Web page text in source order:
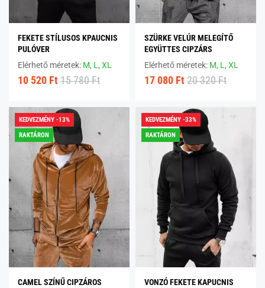
FEKETE STÍLUSOS KPAUCNIS
PULÓVER
Elérhető méretek: M, L,XL
10 520 Ft 15 780 Ft
SZÜRKE VELÚR MELEGÍTŐ
EGYÜTTES CIPZÁRS
Elérhető méretek: M, L,XL
17 080 Ft 20 320 Ft
KEDVEZMÉNY -13%
RAKTÁRON
CAMEL SZÍNŰ CIPZÁROS
KEDVEZMÉNY -33%
RAKTÁRON
VONZÓ FEKETE KAPUCNIS